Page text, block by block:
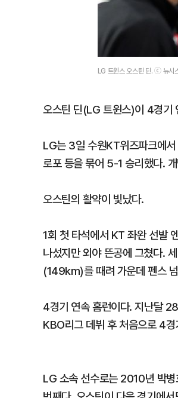
LG 트윈스 오스틴 딘. ⓒ 뉴시
오스틴 딘(LG 트윈스)이 4경기
LG는 3일 수원KT위즈파크에
로포 등을 묶어 5-1 승리했다.
오스틴의 활약이 빛났다.
1회 첫 타석에서 KT 좌완 선발
나섰지만 외야 뜬공에 그쳤다.
(149km)를 때려 가운데 펜스
4경기 연속 홈런이다. 지난달
KBO리그 데뷔 후 처음으로 4
LG 소속 선수로는 2010년 박